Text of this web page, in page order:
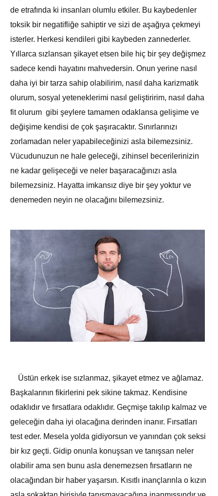
de etrafında ki insanları olumlu etkiler. Bu kaybedenler
toksik bir negatifliğe sahiptir ve sizi de aşağıya çekmeyi
isterler. Herkesi kendileri gibi kaybeden zannederler.
Yıllarca sızlansan şikayet etsen bile hiç bir şey değişmez
sadece kendi hayatını mahvedersin. Onun yerine nasıl
daha iyi bir tarza sahip olabilirim, nasıl daha karizmatik
olurum, sosyal yeteneklerimi nasıl geliştiririm, nasıl daha
fit olurum gibi şeylere tamamen odaklansa gelişime ve
değişime kendisi de çok şaşıracaktır. Sınırlarınızı
zorlamadan neler yapabileceğinizi asla bilemezsiniz.
Vücudunuzun ne hale geleceği, zihinsel becerilerinizin
ne kadar gelişeceği ve neler başaracağınızı asla
bilemezsiniz. Hayatta imkansız diye bir şey yoktur ve
denemeden neyin ne olacağını bilemezsiniz.
Üstün erkek ise sızlanmaz, şikayet etmez ve ağlamaz.
Başkalarının fikirlerini pek sikine takmaz. Kendisine
odaklıdır ve fırsatlara odaklıdır. Geçmişe takılıp kalmaz ve
geleceğin daha iyi olacağına derinden inanır. Fırsatları
test eder. Mesela yolda gidiyorsun ve yanından çok seksi
bir kız geçti. Gidip onunla konuşsan ve tanışsan neler
olabilir ama sen bunu asla denemezsen fırsatların ne
olacağından bir haber yaşarsın. Kısıtlı inançlarınla o kızın